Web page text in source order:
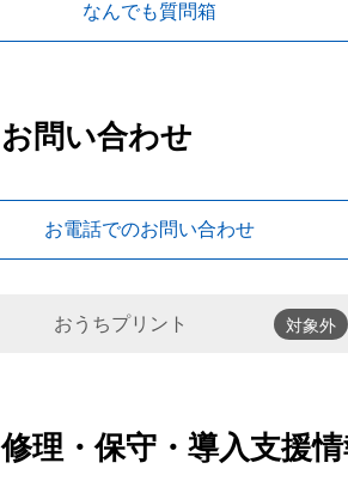
なんでも質問箱
お問い合わせ
お電話でのお問い合わせ
おうちプリント 対象外
修理・保守・導入支援情